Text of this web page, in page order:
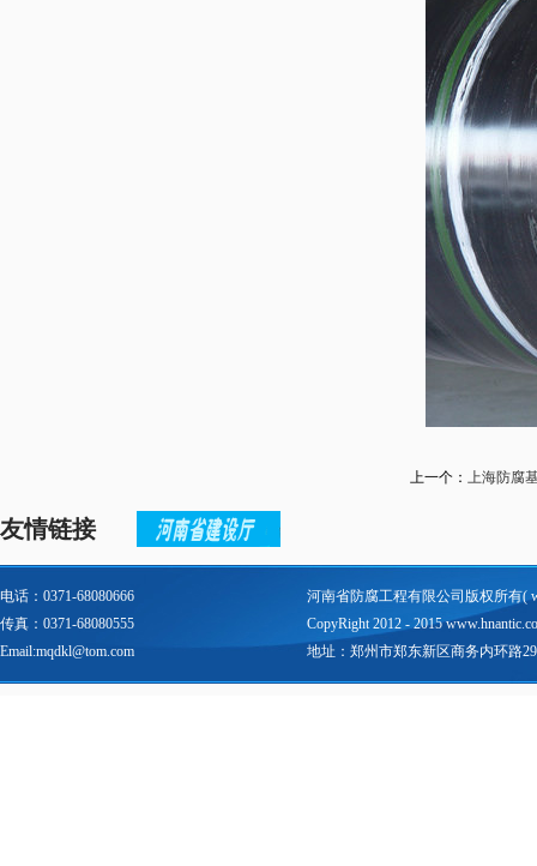
上一个： 上海防腐
友情链接
电话：0371-68080666
传真：0371-68080555
Email:mqdkl@tom.com
河南省防腐工程有限公司版权所有(
CopyRight 2012 - 2015
地址：郑州市郑东新区商务内环